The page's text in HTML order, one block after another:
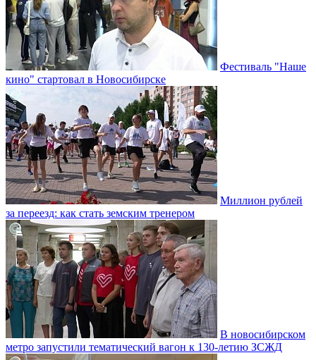
Фестиваль "Наше
кино" стартовал в Новосибирске
Миллион рублей
за переезд: как стать земским тренером
В новосибирском
метро запустили тематический вагон к 130-летию ЗСЖД